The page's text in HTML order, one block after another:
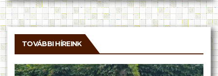
TOVÁBBI HÍREINK